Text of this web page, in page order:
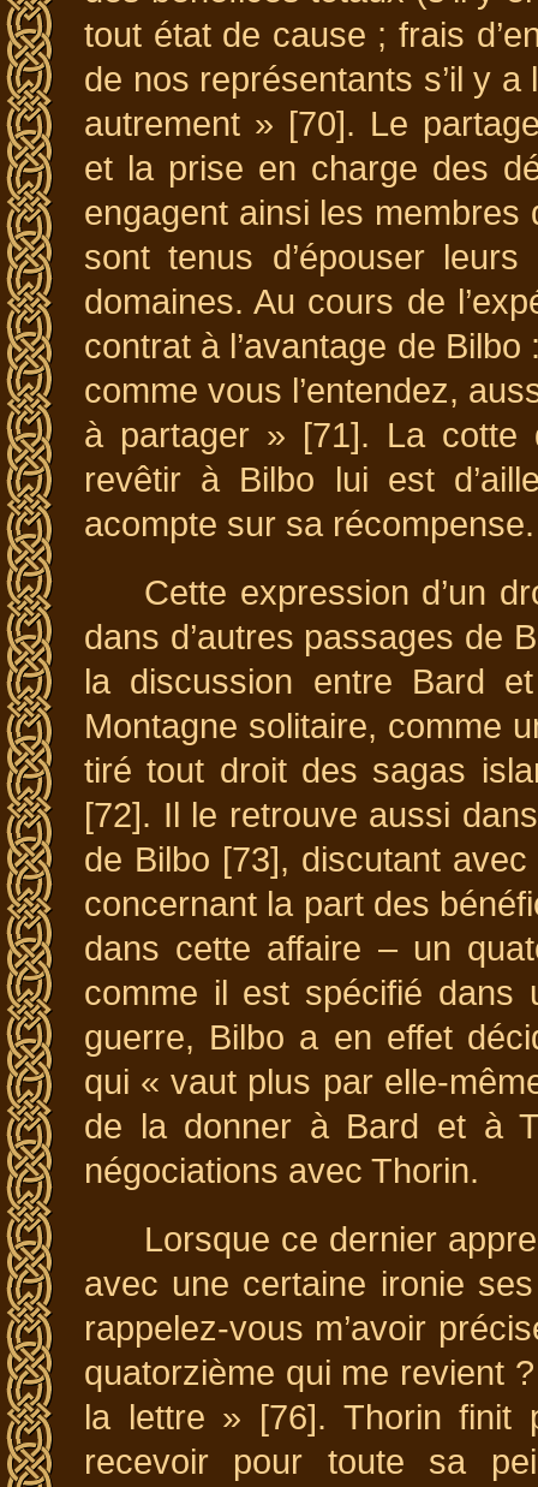
tout état de cause ; frais
de nos représentants s’il y
autrement » [70]. Le
et la prise en charge des
engagent ainsi les
sont tenus d’épouser
domaines. Au cours de
contrat à l’avantage de
comme vous l’entendez,
à partager » [71]. La cotte
revêtir à Bilbo lui est
acompte sur sa récompense.
Cette expression d’un
dans d’autres passages de
la discussion entre Bard
Montagne solitaire, comme
tiré tout droit des sagas
[72]. Il le retrouve aussi
de Bilbo [73], discutant
concernant la part des
dans cette affaire – un
comme il est spécifié dans
guerre, Bilbo a en effet
qui « vaut plus par elle-
de la donner à Bard et à
négociations avec Thorin.
Lorsque ce dernier
avec une certaine ironie
rappelez-vous m’avoir
quatorzième qui me revient
la lettre » [76]. Thorin finit
recevoir pour toute sa